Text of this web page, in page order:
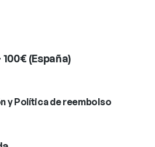
(España)
y Política de reembolso